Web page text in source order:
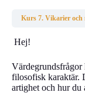
Kurs 7. Vikarier och
Hej!
Värdegrundsfrågor
filosofisk karaktär.
artighet och hur du